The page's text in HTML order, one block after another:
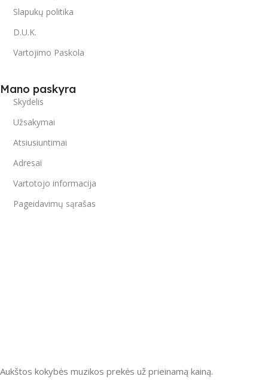
Slapukų politika
D.U.K.
Vartojimo Paskola
Mano paskyra
Skydelis
Užsakymai
Atsiusiuntimai
Adresai
Vartotojo informacija
Pageidavimų sąrašas
Aukštos kokybės muzikos prekės už prieinamą kainą.